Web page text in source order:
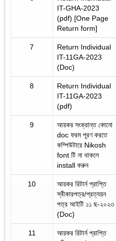
IT-GHA-2023
(pdf) [One Page
Return form]
7
Return Individual
IT-11GA-2023
(Doc)
8
Return Individual
IT-11GA-2023
(pdf)
9
আয়কর সংক্রান্ত কোনো
doc ফরম পূরণ করতে
কম্পিউটারে Nikosh
font টি না থাকলে
install করুন
10
আয়কর রিটার্ন প্রাপ্তি
স্বীকারপত্র/প্রত্যয়ন
পত্র আইটি ১১ ছ-২০২৩
(Doc)
11
আয়কর রিটার্ন প্রাপ্তি